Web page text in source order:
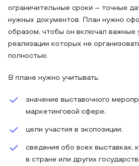
ограничительные сроки – точные
нужных документов. План нужно
образом, чтобы он включал важные
реализации которых не
полностью.
В плане нужно учитывать:
значение выставочного
маркетинговой сфере;
цели участия в экспозиции;
сведения обо всех выставках,
в стране или других